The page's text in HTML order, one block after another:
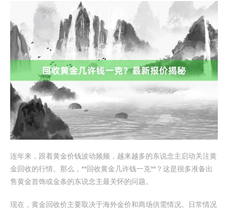
连年来，跟着黄金价钱波动频频，越来越多的东说念主启动关注黄
金回收的行情。那么，**回收黄金几许钱一克**？这是很多准备出
售黄金首饰或金条的东说念主最关怀的问题。
现在，黄金回收价主要取决于海外金价和商场供需情况。日常情况